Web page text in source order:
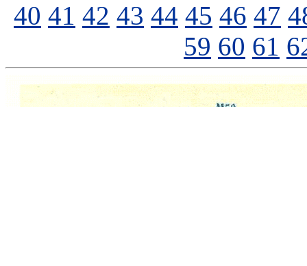
40 41 42 43 44 45 46 47
59 60 61